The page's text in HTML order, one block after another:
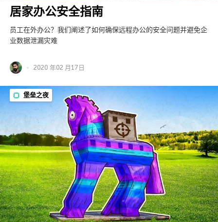
居家办公安全指南
员工在外办公？我们阐述了如何确保远程办公的安全问题并避免企
业数据泄漏灾难
2020 年02 月17日
堡垒之夜